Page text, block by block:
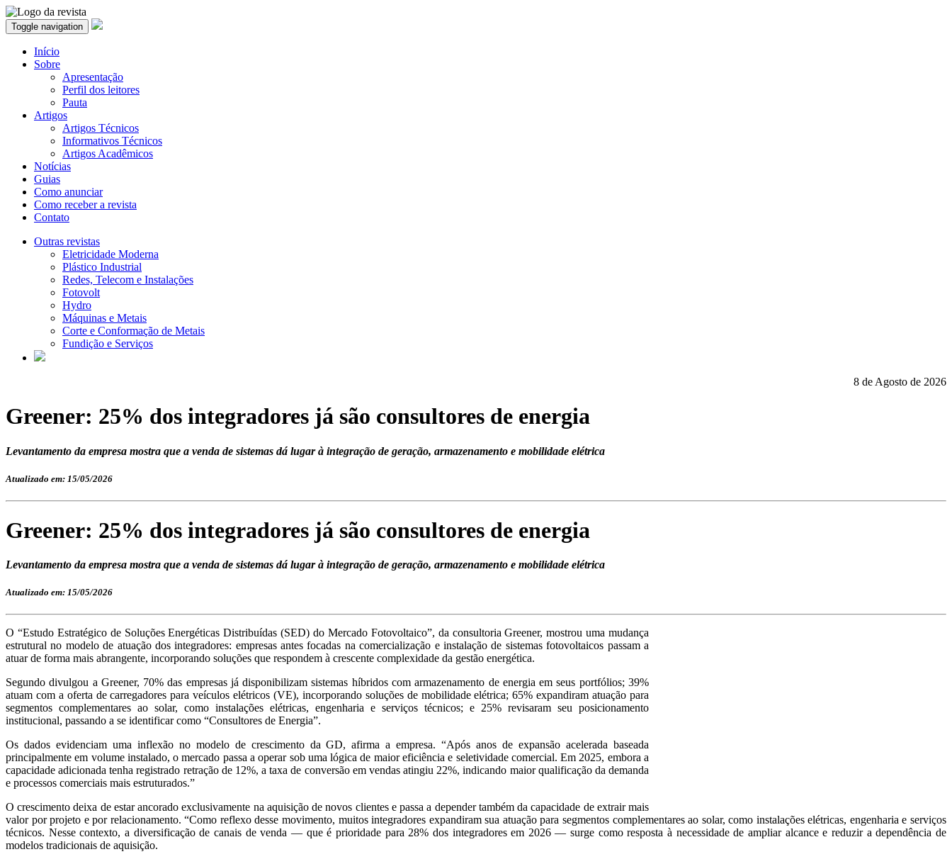
Toggle navigation
Início
Sobre
Apresentação
Perfil dos leitores
Pauta
Artigos
Artigos Técnicos
Informativos Técnicos
Artigos Acadêmicos
Notícias
Guias
Como anunciar
Como receber a revista
Contato
Outras revistas
Eletricidade Moderna
Plástico Industrial
Redes, Telecom e Instalações
Fotovolt
Hydro
Máquinas e Metais
Corte e Conformação de Metais
Fundição e Serviços
8 de Agosto de 2026
Greener: 25% dos integradores já são consultores de energia
Levantamento da empresa mostra que a venda de sistemas dá lugar à integração de geração, armazenamento e mobilidade elétrica
Atualizado em: 15/05/2026
Greener: 25% dos integradores já são consultores de energia
Levantamento da empresa mostra que a venda de sistemas dá lugar à integração de geração, armazenamento e mobilidade elétrica
Atualizado em: 15/05/2026
O “Estudo Estratégico de Soluções Energéticas Distribuídas (SED) do Mercado Fotovoltaico”, da consultoria Greener, mostrou uma mudança
estrutural no modelo de atuação dos integradores: empresas antes focadas na comercialização e instalação de sistemas fotovoltaicos passam a
atuar de forma mais abrangente, incorporando soluções que respondem à crescente complexidade da gestão energética.
Segundo divulgou a Greener, 70% das empresas já disponibilizam sistemas híbridos com armazenamento de energia em seus portfólios; 39%
atuam com a oferta de carregadores para veículos elétricos (VE), incorporando soluções de mobilidade elétrica; 65% expandiram atuação para
segmentos complementares ao solar, como instalações elétricas, engenharia e serviços técnicos; e 25% revisaram seu posicionamento
institucional, passando a se identificar como “Consultores de Energia”.
Os dados evidenciam uma inflexão no modelo de crescimento da GD, afirma a empresa. “Após anos de expansão acelerada baseada
principalmente em volume instalado, o mercado passa a operar sob uma lógica de maior eficiência e seletividade comercial. Em 2025, embora a
capacidade adicionada tenha registrado retração de 12%, a taxa de conversão em vendas atingiu 22%, indicando maior qualificação da demanda
e processos comerciais mais estruturados.”
O crescimento deixa de estar ancorado exclusivamente na aquisição de novos clientes e passa a depender também da capacidade de extrair mais
valor por projeto e por relacionamento. “Como reflexo desse movimento, muitos integradores expandiram sua atuação para segmentos complementares ao solar, como instalações elétricas, engenharia e serviços
técnicos. Nesse contexto, a diversificação de canais de venda — que é prioridade para 28% dos integradores em 2026 — surge como resposta à necessidade de ampliar alcance e reduzir a dependência de
modelos tradicionais de aquisição.